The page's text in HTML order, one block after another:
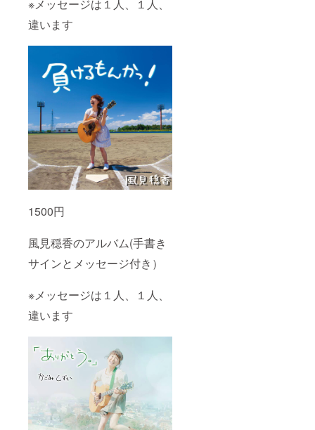
※メッセージは１人、１人、
違います
1500円
風見穏香のアルバム(手書き
サインとメッセージ付き）
※メッセージは１人、１人、
違います